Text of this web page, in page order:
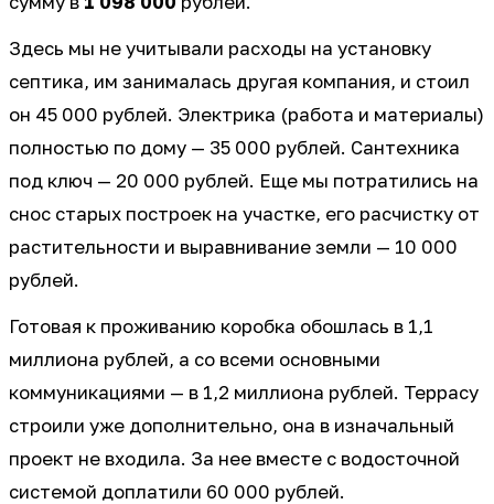
Здесь мы не учитывали расходы на установку
септика, им занималась другая компания, и стоил
он 45 000 рублей. Электрика (работа и материалы)
полностью по дому — 35 000 рублей. Сантехника
под ключ — 20 000 рублей. Еще мы потратились на
снос старых построек на участке, его расчистку от
растительности и выравнивание земли — 10 000
рублей.
Готовая к проживанию коробка обошлась в 1,1
миллиона рублей, а со всеми основными
коммуникациями — в 1,2 миллиона рублей. Террасу
строили уже дополнительно, она в изначальный
проект не входила. За нее вместе с водосточной
системой доплатили 60 000 рублей.